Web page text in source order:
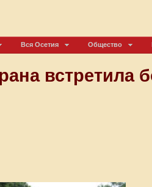
Вся Осетия Общество
встретила